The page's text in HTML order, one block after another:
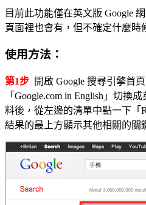
目前此功能僅在英文版 Google
頁面裡也會有，但不確定什麼時
使用方法：
第1步 開啟 Google 搜尋引擎首
「Google.com in English」切換
料後，從左邊的清單中點一下「
結果的最上方顯示其他相關的關